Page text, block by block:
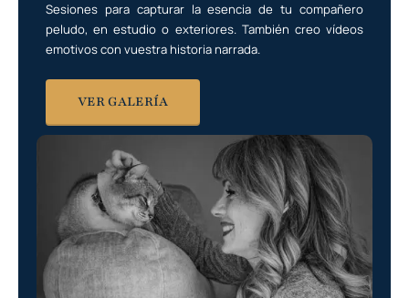
Sesiones para capturar la esencia de tu compañero
peludo, en estudio o exteriores. También creo vídeos
emotivos con vuestra historia narrada.
VER GALERÍA